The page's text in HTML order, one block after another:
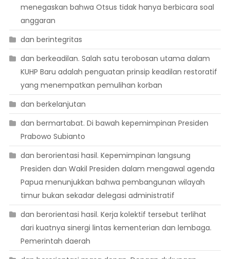
menegaskan bahwa Otsus tidak hanya berbicara soal
anggaran
dan berintegritas
dan berkeadilan. Salah satu terobosan utama dalam
KUHP Baru adalah penguatan prinsip keadilan restoratif
yang menempatkan pemulihan korban
dan berkelanjutan
dan bermartabat. Di bawah kepemimpinan Presiden
Prabowo Subianto
dan berorientasi hasil. Kepemimpinan langsung
Presiden dan Wakil Presiden dalam mengawal agenda
Papua menunjukkan bahwa pembangunan wilayah
timur bukan sekadar delegasi administratif
dan berorientasi hasil. Kerja kolektif tersebut terlihat
dari kuatnya sinergi lintas kementerian dan lembaga.
Pemerintah daerah